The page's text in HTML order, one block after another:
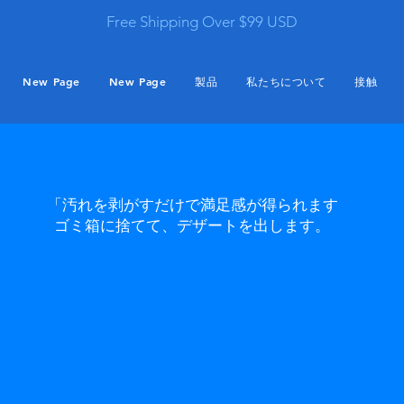
Free Shipping Over $99 USD
New Page New Page 製品 私たちについて 接触
「汚れを剥がすだけで満足感が得られます
ゴミ箱に捨てて、デザートを出します。